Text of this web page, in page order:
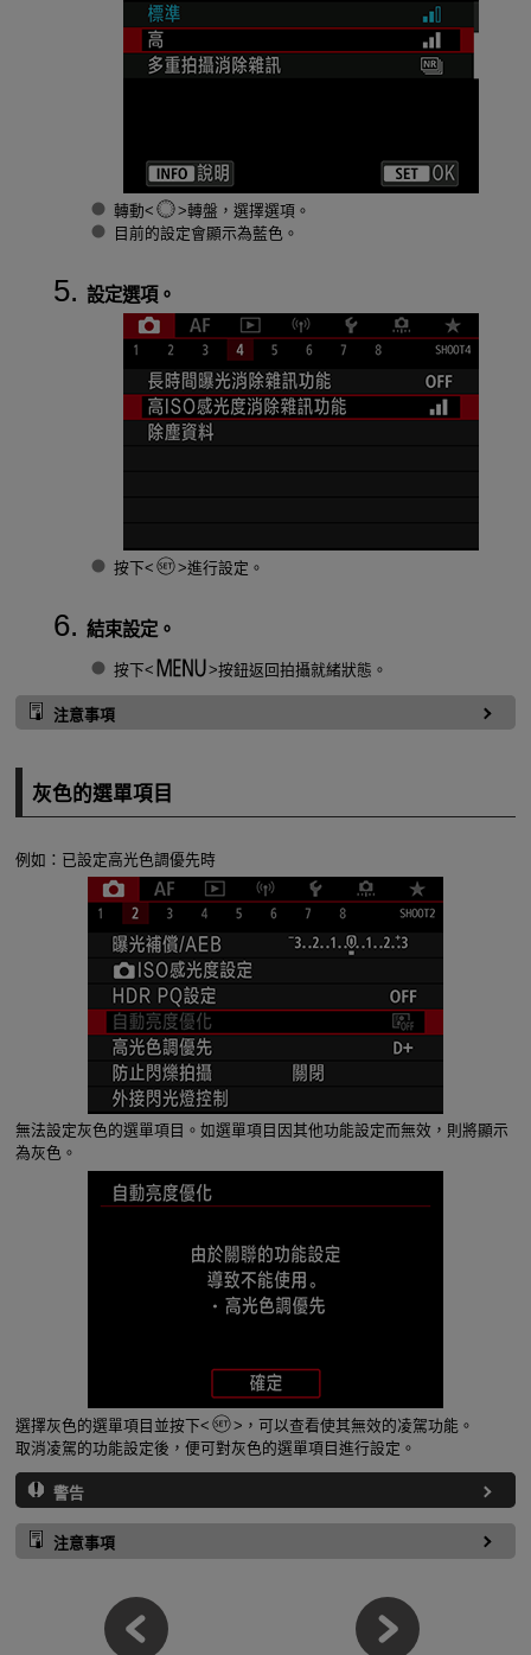
轉動
轉盤，選擇選項。
目前的設定會顯示為藍色。
設定選項。
按下 進行設定。
結束設定。
按下 按鈕返回拍攝就緒狀態。
注意事項
灰色的選單項目
例如：已設定高光色調優先時
無法設定灰色的選單項目。如選單項目因其他功能設定而無效，則將顯示
為灰色。
選擇灰色的選單項目並按下
，可以查看使其無效的凌駕功能。
取消凌駕的功能設定後，便可對灰色的選單項目進行設定。
警告
注意事項